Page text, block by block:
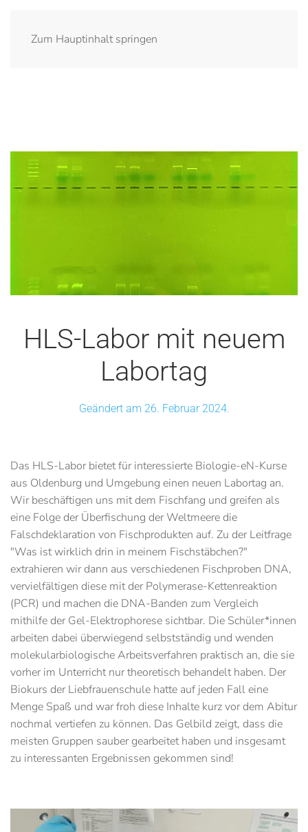
Zum Hauptinhalt springen
HLS-Labor mit neuem
Labortag
Geändert am 26. Februar 2024.
Das HLS-Labor bietet für interessierte Biologie-eN-Kurse
aus Oldenburg und Umgebung einen neuen Labortag an.
Wir beschäftigen uns mit dem Fischfang und greifen als
eine Folge der Überfischung der Weltmeere die
Falschdeklaration von Fischprodukten auf. Zu der Leitfrage
"Was ist wirklich drin in meinem Fischstäbchen?"
extrahieren wir dann aus verschiedenen Fischproben DNA,
vervielfältigen diese mit der Polymerase-Kettenreaktion
(PCR) und machen die DNA-Banden zum Vergleich
mithilfe der Gel-Elektrophorese sichtbar. Die Schüler*innen
arbeiten dabei überwiegend selbstständig und wenden
molekularbiologische Arbeitsverfahren praktisch an, die sie
vorher im Unterricht nur theoretisch behandelt haben. Der
Biokurs der Liebfrauenschule hatte auf jeden Fall eine
Menge Spaß und war froh diese Inhalte kurz vor dem Abitur
nochmal vertiefen zu können. Das Gelbild zeigt, dass die
meisten Gruppen sauber gearbeitet haben und insgesamt
zu interessanten Ergebnissen gekommen sind!